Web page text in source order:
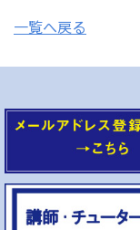
一覧へ戻る